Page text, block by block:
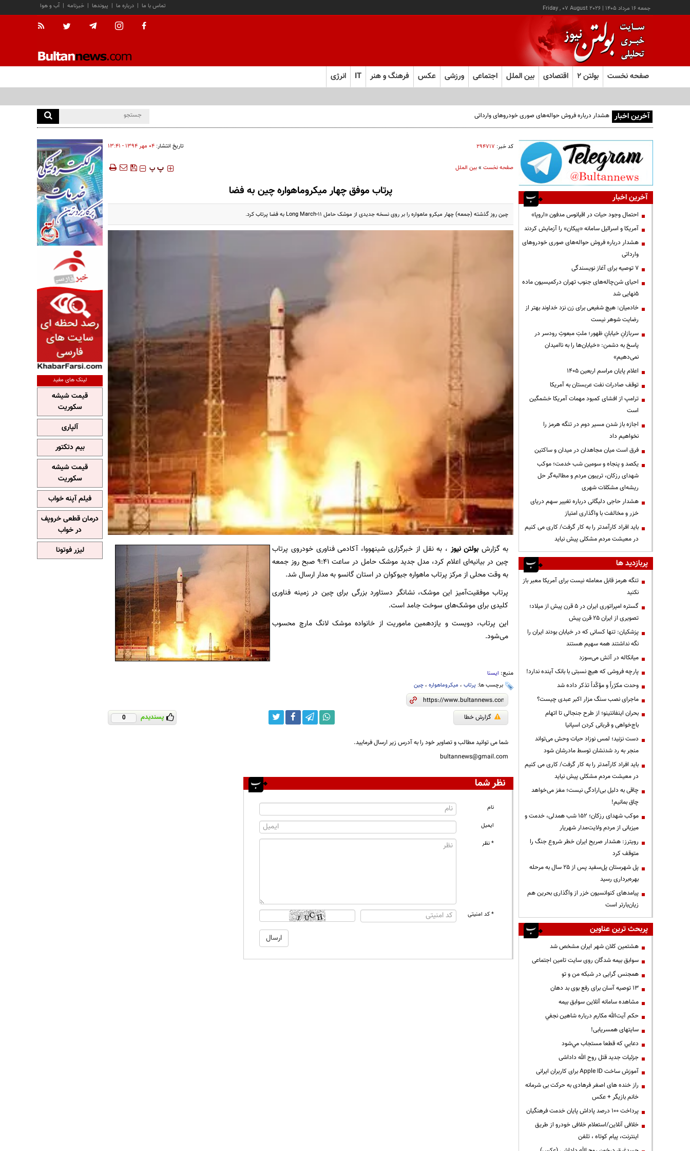
جمعه ۱۶ مرداد ۱۴۰۵ |
Friday , 07 August 2026 آب و هوا | خبرنامه | پیوندها | درباره ما | تماس با ما
صفحه نخست بولتن ۲ اقتصادی بین الملل اجتماعی ورزشی عکس فرهنگ و هنر IT انرژی
آخرین اخبار هشدار درباره فروش حواله‌های صوری خودروهای وارداتی
کد خبر: ۲۹۴۷۱۷ تاریخ انتشار: ۰۴ مهر ۱۳۹۴ - ۱۳:۴۱
صفحه نخست»بین الملل ‍‍‍ پ پ
پرتاب موفق چهار میکروماهواره چین به فضا
چین روز گذشته (جمعه) چهار میکرو ماهواره را بر روی نسخه جدیدی از موشک حامل Long March-11 به فضا پرتاب کرد.
به گزارش بولتن نیوز ، به نقل از خبرگزاری شینهووا، آکادمی فناوری خودروی پرتاب
چین در بیانیه‌ای اعلام کرد، مدل جدید موشک حامل در ساعت 9:41 صبح روز جمعه
به وقت محلی از مرکز پرتاب ماهواره جیوکوان در استان گانسو به مدار ارسال شد.
پرتاب موفقیت‌آمیز این موشک، نشانگر دستاورد بزرگی برای چین در زمینه فناوری
کلیدی برای موشک‌های سوخت جامد است.
این پرتاب، دویست و یازدهمین ماموریت از خانواده موشک لانگ مارچ محسوب
می‌شود.
منبع: ایسنا
برچسب ها: پرتاب، میکروماهواره، چین
گزارش خطا پسندیدم 0
شما می توانید مطالب و تصاویر خود را به آدرس زیر ارسال فرمایید.
bultannews@gmail.com
نظر شما
نام
ایمیل
* نظر
* کد امنیتی
آخرین اخبار
احتمال وجود حیات در اقیانوس مدفون «اروپا»
آمریکا و اسرائیل سامانه «پیکان» را آزمایش کردند
هشدار درباره فروش حواله‌های صوری خودروهای
وارداتی
۷ توصیه برای آغاز نویسندگی
احیای شن‌چاله‌های جنوب تهران درکمیسیون ماده
۵نهایی شد
خادمیان: هیچ شفیعی برای زن نزد خداوند بهتر از
رضایت شوهر نیست
سربازانِ خیابانِ ظهور؛ ملتِ مبعوثِ رودسر در
پاسخ به دشمن: «خیابان‌ها را به ناامیدان
نمی‌دهیم»
اعلام پایان مراسم اربعین ۱۴۰۵
توقف صادرات نفت عربستان به آمریکا
ترامپ از افشای کمبود مهمات آمریکا خشمگین
است
اجازه باز شدن مسیر دوم در تنگه هرمز را
نخواهیم داد
فرق است میان مجاهدان در میدان و ساکتین
یکصد و پنجاه و سومین شب خدمت؛ موکب
شهدای رزکان، تریبون مردم و مطالبه‌گر حل
ریشه‌ای مشکلات شهری
هشدار حاجی دلیگانی درباره تغییر سهم دریای
خزر و مخالفت با واگذاری امتیاز
باید افراد کارآمدتر را به کار گرفت/ کاری می کنیم
در معیشت مردم مشکلی پیش نیاید
پربازدید ها
تنگه هرمز قابل معامله نیست برای آمریکا معبر باز
نکنید
گستره امپراتوری ایران در ۵ قرن پیش از میلاد؛
تصویری از ایران ۲۵ قرن پیش
پزشکیان: تنها کسانی که در خیابان بودند ایران را
نگه نداشتند همه سهیم هستند
میانکاله در آتش می‌سوزد
پارچه فروشی که هیچ نسبتی با بانک آینده ندارد!
وحدت مکرّراً و مؤکّداً تذکر داده شد
ماجرای نصب سنگ مزار اکبر عبدی چیست؟
بحران اینفانتینو؛ از طرح جنجالی تا اتهام
باج‌خواهی و قربانی کردن اسپانیا
دست نزنید؛ لمس نوزاد حیات وحش می‌تواند
منجر به رد شدنشان توسط مادرشان شود
باید افراد کارآمدتر را به کار گرفت/ کاری می کنیم
در معیشت مردم مشکلی پیش نیاید
چاقی به دلیل بی‌ارادگی نیست؛ مغز می‌خواهد
چاق بمانیم!
موکب شهدای رزکان؛ ۱۵۲ شب همدلی، خدمت و
میزبانی از مردم ولایت‌مدار شهریار
رویترز: هشدار صریح ایران خطر شروع جنگ را
متوقف کرد
پل شهرستان پل‌سفید پس از ۲۵ سال به مرحله
بهره‌برداری رسید
پیامدهای کنوانسیون خزر از واگذاری بحرین هم
زیان‌بارتر است
پربحث ترین عناوین
هشتمین کلان شهر ایران مشخص شد
سوابق بیمه شدگان روی سایت تامین اجتماعی
همجنس گرایی در شبکه من و تو
13 توصیه آسان برای رفع بوی بد دهان
مشاهده سامانه آنلاين سوابق بیمه
حكم آيت‌الله مكارم درباره شاهين نجفي
سایتهای همسریابی!
دعايي كه قطعا مستجاب مي‌شود
جزئیات جدید قتل روح الله داداشی
آموزش ساخت Apple ID برای کاربران ایرانی
راز خنده های اصغر فرهادی به حرکت بی شرمانه
خانم بازیگر + عکس
پرداخت ۱۰۰ درصد پاداش پایان خدمت فرهنگیان
خلافی آنلاین/استعلام خلافی خودرو از طریق
اینترنت، پیام کوتاه ، تلفن
لینک های مفید
قیمت شیشه
سکوریت
آلپاری
بیم دتکتور
قیمت شیشه
سکوریت
فیلم آپنه خواب
درمان قطعی خروپف
در خواب
لیزر فوتونا